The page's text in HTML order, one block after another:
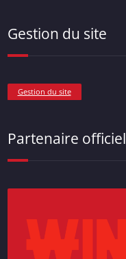
Gestion du site
Gestion du site
Partenaire officiel